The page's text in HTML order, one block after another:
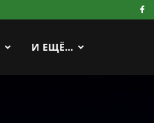
И ЕЩЁ…